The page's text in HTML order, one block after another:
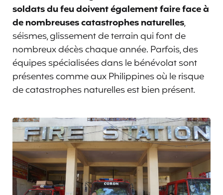
soldats du feu doivent également faire face à
de nombreuses catastrophes naturelles,
séismes, glissement de terrain qui font de
nombreux décès chaque année. Parfois, des
équipes spécialisées dans le bénévolat sont
présentes comme aux Philippines où le risque
de catastrophes naturelles est bien présent.